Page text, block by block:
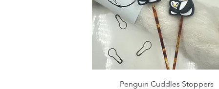
Hurtigvisning
Penguin Cuddles Stoppers